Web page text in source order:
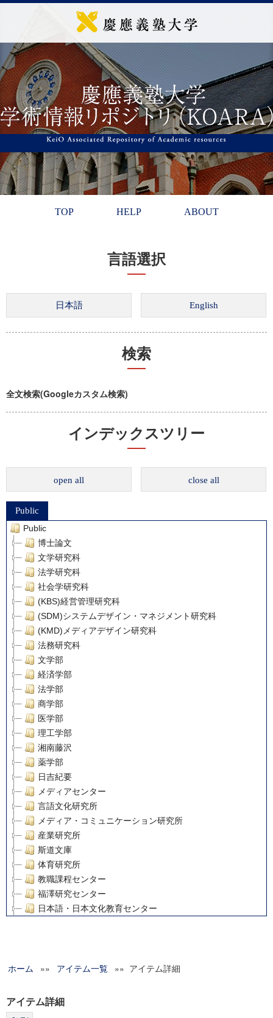
TOP HELP ABOUT
言語選択
検索
全文検索(Googleカスタム検索)
インデックスツリー
open all close all
Public
Public
博士論文
文学研究科
法学研究科
社会学研究科
(KBS)経営管理研究科
(SDM)システムデザイン・マネジメント研究科
(KMD)メディアデザイン研究科
法務研究科
文学部
経済学部
法学部
商学部
医学部
理工学部
湘南藤沢
薬学部
日吉紀要
メディアセンター
言語文化研究所
メディア・コミュニケーション研究所
産業研究所
斯道文庫
体育研究所
教職課程センター
福澤研究センター
日本語・日本文化教育センター
グローバルリサーチインスティテュート
科学研究費補助金研究成果報告書
ホーム »» アイテム一覧 »» アイテム詳細
アイテム詳細